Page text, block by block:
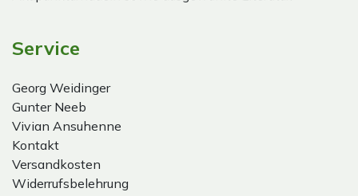
Service
Georg Weidinger
Gunter Neeb
Vivian Ansuhenne
Kontakt
Versandkosten
Widerrufsbelehrung